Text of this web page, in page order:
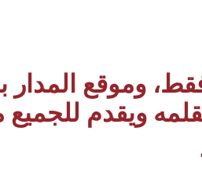
وموقع
ويقدم